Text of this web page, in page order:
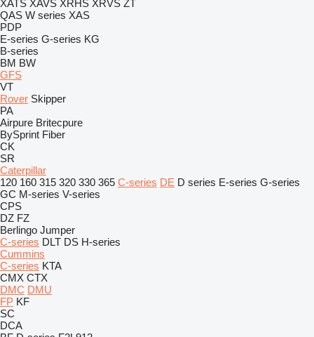
XATS XAVS XRHS XRVS ZT
QAS W series XAS
PDP
E-series G-series KG
B-series
BM BW
GFS
VT
Rover Skipper
PA
Airpure Britecpure
BySprint Fiber
CK
SR
Caterpillar
120 160 315 320 330 365 C-series DE D series E-series G-series
GC M-series V-series
CPS
DZ FZ
Berlingo Jumper
C-series DLT DS H-series
Cummins
C-series KTA
CMX CTX
DMC DMU
FP KF
SC
DCA